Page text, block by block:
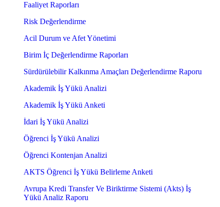
Faaliyet Raporları
Risk Değerlendirme
Acil Durum ve Afet Yönetimi
Birim İç Değerlendirme Raporları
Sürdürülebilir Kalkınma Amaçları Değerlendirme Raporu
Akademik İş Yükü Analizi
Akademik İş Yükü Anketi
İdari İş Yükü Analizi
Öğrenci İş Yükü Analizi
Öğrenci Kontenjan Analizi
AKTS Öğrenci İş Yükü Belirleme Anketi
Avrupa Kredi Transfer Ve Biriktirme Sistemi (Akts) İş
Yükü Analiz Raporu